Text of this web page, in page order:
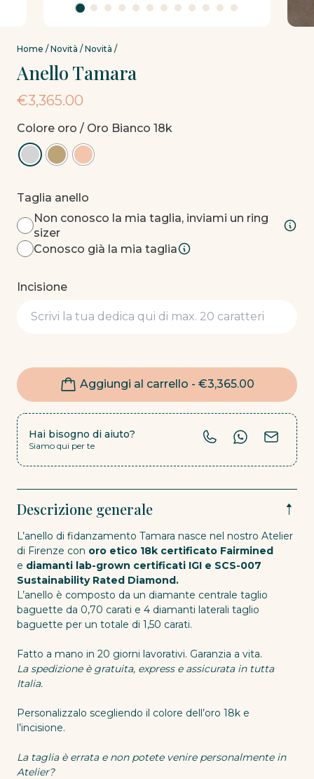
Home / Novità / Novità /
Anello Tamara
€3,365.00
Colore oro / Oro Bianco 18k
Taglia anello
Non conosco la mia taglia, inviami un ring
sizer
Conosco già la mia taglia
Incisione
Aggiungi al carrello - €3,365.00
Hai bisogno di aiuto?
Siamo qui per te
Descrizione generale
L’anello di fidanzamento Tamara nasce nel nostro Atelier
di Firenze con oro etico 18k certificato Fairmined
e diamanti lab-grown certificati IGI e SCS-007
Sustainability Rated Diamond.
L’anello è composto da un diamante centrale taglio
baguette da 0,70 carati e 4 diamanti laterali taglio
baguette per un totale di 1,50 carati.
Fatto a mano in 20 giorni lavorativi. Garanzia a vita.
La spedizione è gratuita, express e assicurata in tutta
Italia.
Personalizzalo scegliendo il colore dell’oro 18k e
l’incisione.
La taglia è errata e non potete venire personalmente in
Atelier?